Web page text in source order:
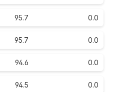
95.7 0.0
95.7 0.0
94.6 0.0
94.5 0.0